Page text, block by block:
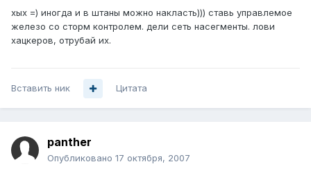
хых =) иногда и в штаны можно накласть))) ставь управлемое
железо со сторм контролем. дели сеть насегменты. лови
хацкеров, отрубай их.
Вставить ник Цитата
panther
Опубликовано 17 октября, 2007